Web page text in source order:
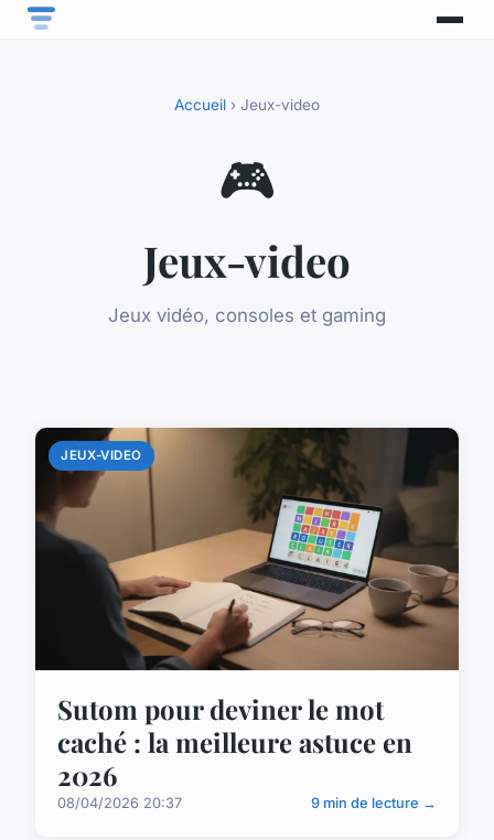
Accueil › Jeux-video
🎮
Jeux-video
Jeux vidéo, consoles et gaming
JEUX-VIDEO
Sutom pour deviner le mot
caché : la meilleure astuce en
2026
08/04/2026 20:37 9 min de lecture →